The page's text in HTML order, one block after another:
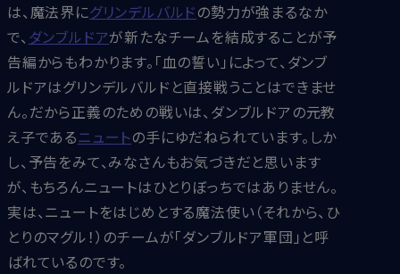
は、魔法界にグリンデルバルドの勢力が強まるなか
で、 ダンブルドアが新たなチームを結成することが予
告編からもわかります。「血の誓い」によって、ダンブ
ルドアはグリンデルバルドと直接戦うことはできませ
ん。だから正義のための戦いは、ダンブルドアの元教
え子であるニュートの手にゆだねられています。しか
し、予告をみて、みなさんもお気づきだと思います
が、もちろんニュートはひとりぼっちではありません。
実は、ニュートをはじめとする魔法使い（それから、ひ
とりのマグル！）のチームが「ダンブルドア軍団」と呼
ばれているのです。